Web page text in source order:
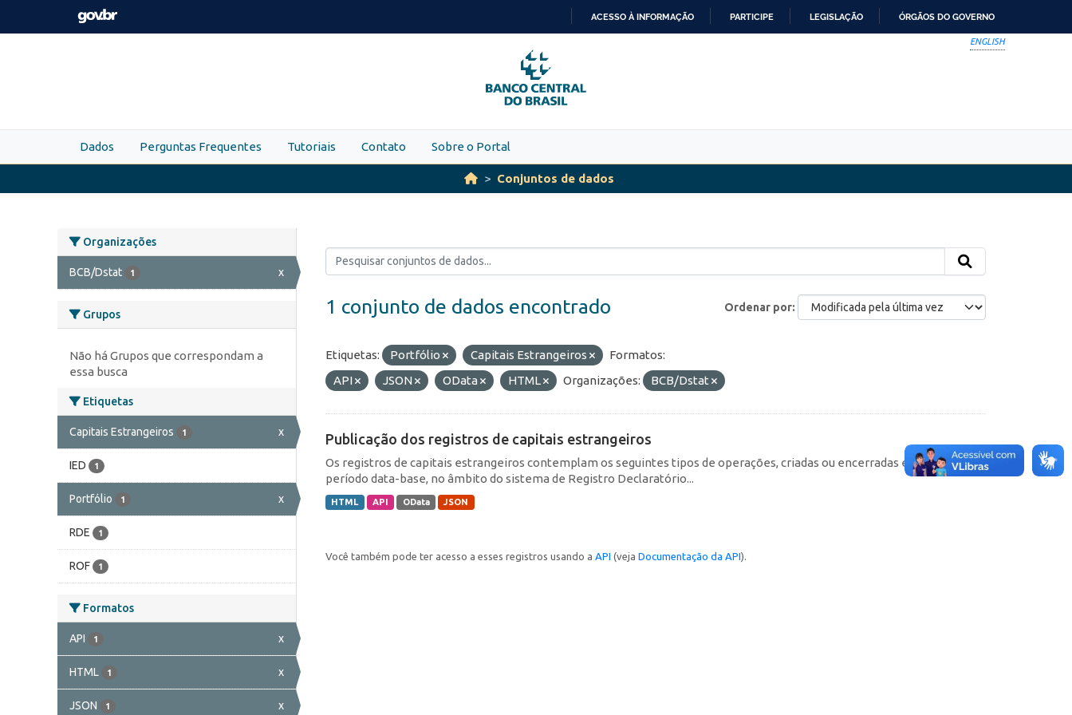
Skip to main content
PARA
O
CONTEÚDO
ACESSO À INFORMAÇÃO PARTICIPE LEGISLAÇÃO ÓRGÃOS DO GOVERNO
ENGLISH
Dados Perguntas Frequentes Tutoriais Contato Sobre o Portal
Conjuntos de dados
Organizações
BCB/Dstat 1 x
Grupos
Não há Grupos que correspondam a
essa busca
Etiquetas
Capitais Estrangeiros 1 x
IED 1
Portfólio 1 x
RDE 1
ROF 1
Formatos
API 1 x
HTML 1 x
JSON 1 x
Ordenar por
1 conjunto de dados encontrado
Etiquetas: Portfólio Capitais Estrangeiros
Formatos:
API
JSON OData HTML Organizações: BCB/Dstat
Publicação dos registros de capitais estrangeiros
Os registros de capitais estrangeiros contemplam os seguintes tipos de operações, criadas ou encerradas em cada
período data-base, no âmbito do sistema de Registro Declaratório...
HTML API OData JSON
Você também pode ter acesso a esses registros usando a API (veja Documentação da API).